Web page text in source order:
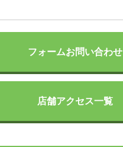
フォームお問い合わせ
店舗アクセス一覧